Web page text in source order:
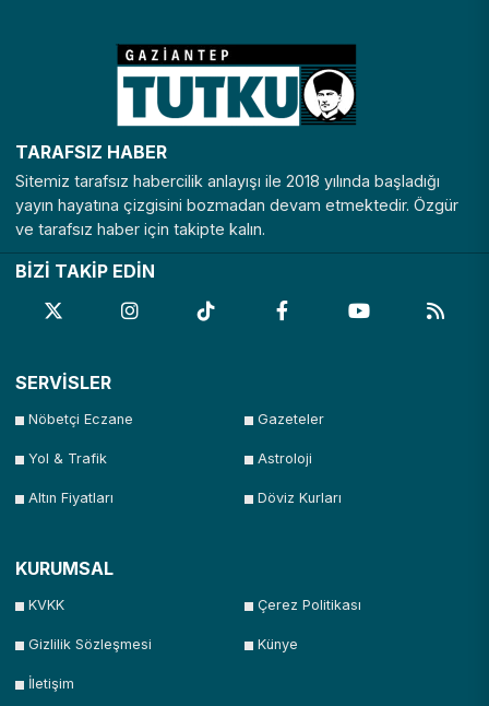
TARAFSIZ HABER
Sitemiz tarafsız habercilik anlayışı ile 2018 yılında başladığı
yayın hayatına çizgisini bozmadan devam etmektedir. Özgür
ve tarafsız haber için takipte kalın.
BİZİ TAKİP EDİN
SERVİSLER
Nöbetçi Eczane Gazeteler
Yol & Trafik Astroloji
Altın Fiyatları Döviz Kurları
KURUMSAL
KVKK Çerez Politikası
Gizlilik Sözleşmesi Künye
İletişim